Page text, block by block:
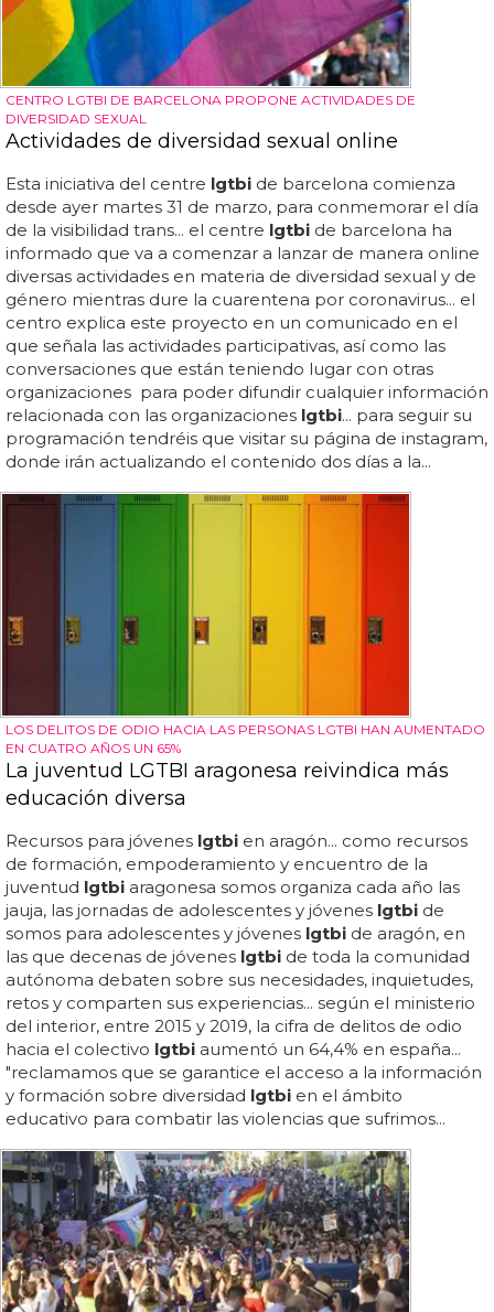
CENTRO LGTBI DE BARCELONA PROPONE ACTIVIDADES DE
DIVERSIDAD SEXUAL
Actividades de diversidad sexual online
Esta iniciativa del centre lgtbi de barcelona comienza
desde ayer martes 31 de marzo, para conmemorar el día
de la visibilidad trans... el centre lgtbi de barcelona ha
informado que va a comenzar a lanzar de manera online
diversas actividades en materia de diversidad sexual y de
género mientras dure la cuarentena por coronavirus... el
centro explica este proyecto en un comunicado en el
que señala las actividades participativas, así como las
conversaciones que están teniendo lugar con otras
organizaciones para poder difundir cualquier información
relacionada con las organizaciones lgtbi... para seguir su
programación tendréis que visitar su página de instagram,
donde irán actualizando el contenido dos días a la...
LOS DELITOS DE ODIO HACIA LAS PERSONAS LGTBI HAN AUMENTADO
EN CUATRO AÑOS UN 65%
La juventud LGTBI aragonesa reivindica más
educación diversa
Recursos para jóvenes lgtbi en aragón... como recursos
de formación, empoderamiento y encuentro de la
juventud lgtbi aragonesa somos organiza cada año las
jauja, las jornadas de adolescentes y jóvenes lgtbi de
somos para adolescentes y jóvenes lgtbi de aragón, en
las que decenas de jóvenes lgtbi de toda la comunidad
autónoma debaten sobre sus necesidades, inquietudes,
retos y comparten sus experiencias... según el ministerio
del interior, entre 2015 y 2019, la cifra de delitos de odio
hacia el colectivo lgtbi aumentó un 64,4% en españa...
"reclamamos que se garantice el acceso a la información
y formación sobre diversidad lgtbi en el ámbito
educativo para combatir las violencias que sufrimos...